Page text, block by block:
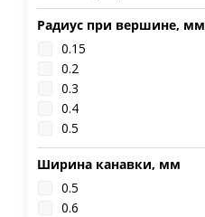
TDG
TGF32
THC42
TKF
ZP_D
ZP_S
ZQMX
ZR_D
ZT_D
ZT_S
Радиус при вершине, мм
0.15
0.2
0.3
0.4
0.5
Ширина канавки, мм
0.5
0.6